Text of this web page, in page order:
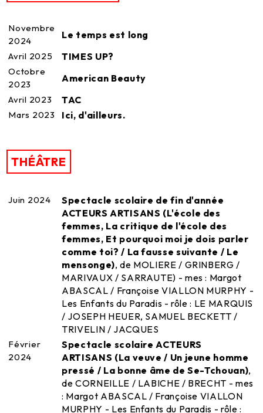
Novembre
2024
Le temps est long
Avril 2025 TIMES UP?
Octobre
2023
American Beauty
Avril 2023 TAC
Mars 2023 Ici, d'ailleurs.
THÉÂTRE
Juin 2024
Spectacle scolaire de fin d'année
ACTEURS ARTISANS (L'école des
femmes, La critique de l'école des
femmes, Et pourquoi moi je dois parler
comme toi? / La fausse suivante / Le
mensonge), de MOLIERE / GRINBERG /
MARIVAUX / SARRAUTE) - mes : Margot
ABASCAL / Françoise VIALLON MURPHY -
Les Enfants du Paradis - rôle : LE MARQUIS
/ JOSEPH HEUER, SAMUEL BECKETT /
TRIVELIN / JACQUES
Février
2024
Spectacle scolaire ACTEURS
ARTISANS (La veuve / Un jeune homme
pressé / La bonne âme de Se-Tchouan),
de CORNEILLE / LABICHE / BRECHT - mes
: Margot ABASCAL / Françoise VIALLON
MURPHY - Les Enfants du Paradis - rôle :